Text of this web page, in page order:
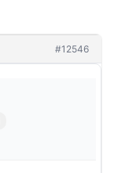
#12546